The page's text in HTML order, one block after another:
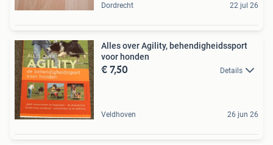
Dordrecht 22 jul 26
Alles over Agility, behendigheidssport
voor honden
€ 7,50 Details
Veldhoven 26 jun 26